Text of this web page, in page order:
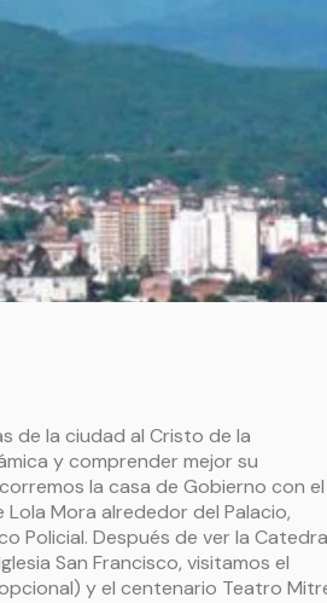
de la ciudad al Cristo de la
y comprender mejor su
la casa de Gobierno con el
Mora alrededor del Palacio,
Policial. Después de ver la
San Francisco, visitamos el
y el centenario Teatro